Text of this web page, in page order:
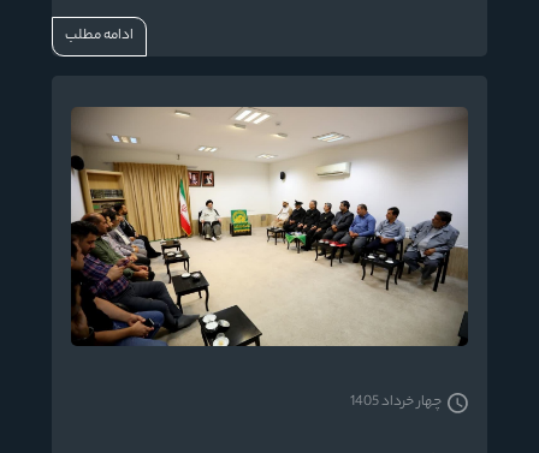
ادامه مطلب
چهار خرداد 1405